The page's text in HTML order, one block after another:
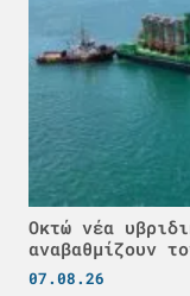
Οκτώ νέα
αναβαθμίζουν
07.08.26